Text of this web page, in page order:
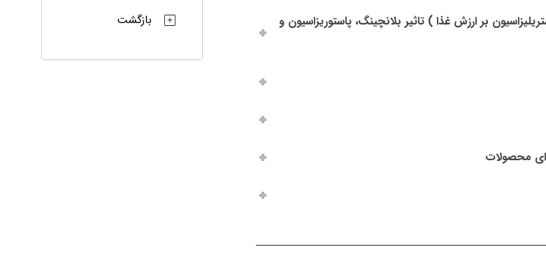
پاستوریزاسیون و استریلیزاسیون بر ارزش غذا ) تاثیر بلانچینگ، پاستوریزاسیون و
ای محصولات
بازگشت